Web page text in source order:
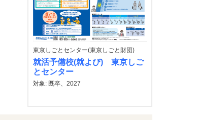
東京しごとセンター(東京しごと財団)
就活予備校(就よび) 東京しご
とセンター
対象: 既卒、2027